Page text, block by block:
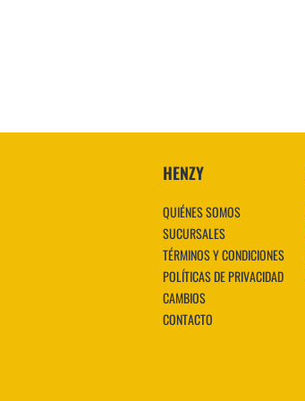
HENZY
QUIÉNES SOMOS
SUCURSALES
TÉRMINOS Y CONDICIONES
POLÍTICAS DE PRIVACIDAD
CAMBIOS
CONTACTO